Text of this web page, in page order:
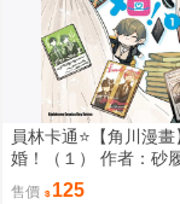
員林卡通⭐️【角川漫
婚！（１） 作者：砂
(附尼采書套)
售價 125